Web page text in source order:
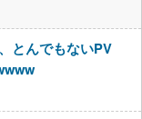
とんでもないPV